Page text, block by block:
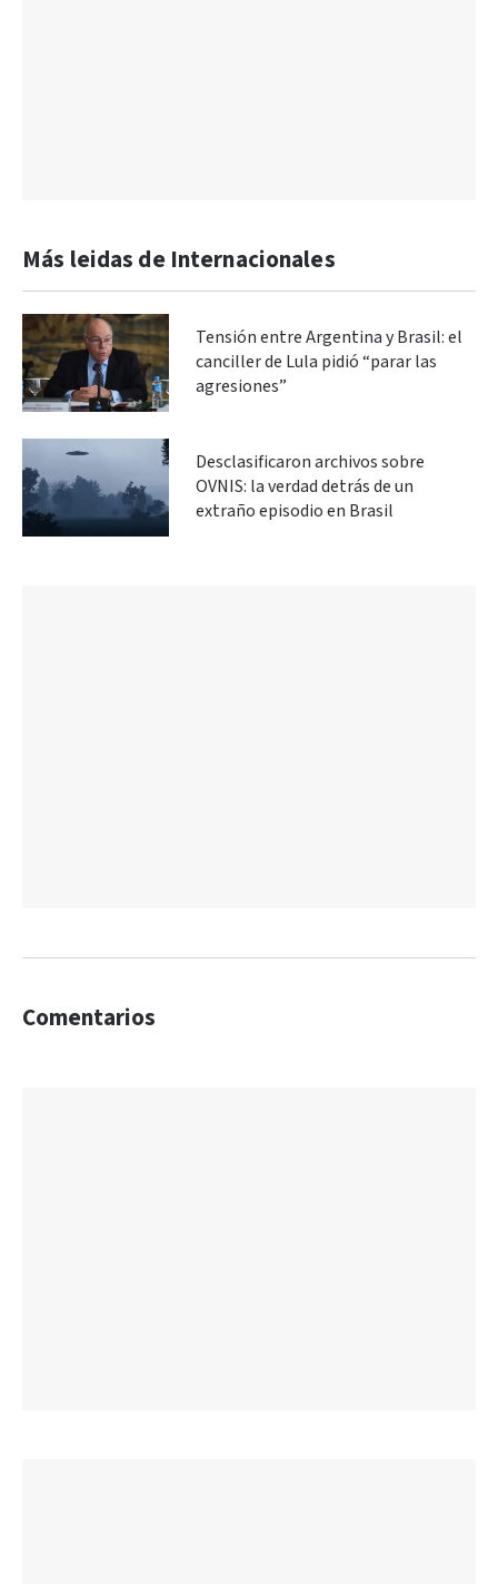
Más leidas de Internacionales
Tensión entre Argentina y Brasil: el
canciller de Lula pidió “parar las
agresiones”
Desclasificaron archivos sobre
OVNIS: la verdad detrás de un
extraño episodio en Brasil
Comentarios